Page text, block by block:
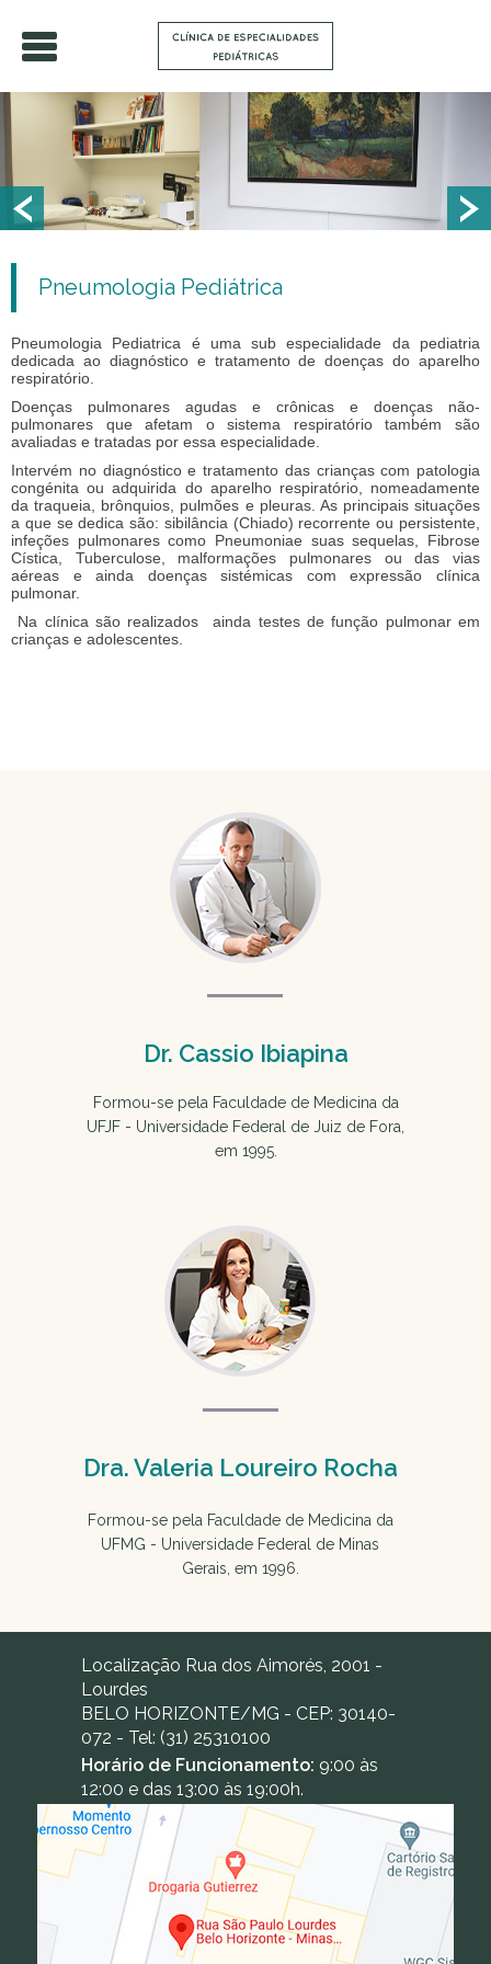
Pneumologia Pediátrica
Pneumologia Pediatrica é uma sub especialidade da pediatria
dedicada ao diagnóstico e tratamento de doenças do aparelho
respiratório.
Doenças pulmonares agudas e crônicas e doenças não-
pulmonares que afetam o sistema respiratório também são
avaliadas e tratadas por essa especialidade.
Intervém no diagnóstico e tratamento das crianças com patologia
congénita ou adquirida do aparelho respiratório, nomeadamente
da traqueia, brônquios, pulmões e pleuras. As principais situações
a que se dedica são: sibilância (Chiado) recorrente ou persistente,
infeções pulmonares como Pneumoniae suas sequelas, Fibrose
Cística, Tuberculose, malformações pulmonares ou das vias
aéreas e ainda doenças sistémicas com expressão clínica
pulmonar.
Na clínica são realizados ainda testes de função pulmonar em
crianças e adolescentes.
Dr. Cassio Ibiapina
Formou-se pela Faculdade de Medicina da
UFJF - Universidade Federal de Juiz de Fora,
em 1995.
Dra. Valeria Loureiro Rocha
Formou-se pela Faculdade de Medicina da
UFMG - Universidade Federal de Minas
Gerais, em 1996.
Localização Rua dos Aimorés, 2001 -
Lourdes
BELO HORIZONTE/MG - CEP: 30140-
072 - Tel: (31) 25310100
Horário de Funcionamento: 9:00 às
12:00 e das 13:00 às 19:00h.